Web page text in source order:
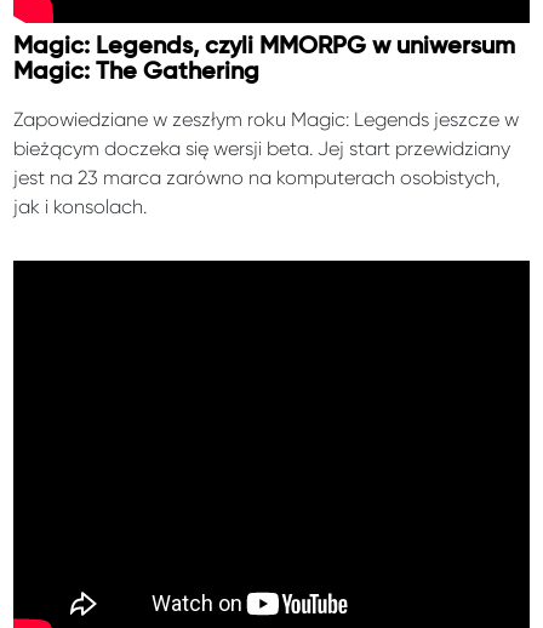
Magic: Legends, czyli MMORPG w uniwersum
Magic: The Gathering
Zapowiedziane w zeszłym roku Magic: Legends jeszcze w
bieżącym doczeka się wersji beta. Jej start przewidziany
jest na 23 marca zarówno na komputerach osobistych,
jak i konsolach.